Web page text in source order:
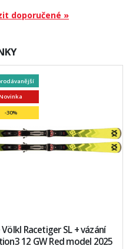
doporučené »
-30%
Völkl Racetiger SL + vázání
12 GW Red model 2025